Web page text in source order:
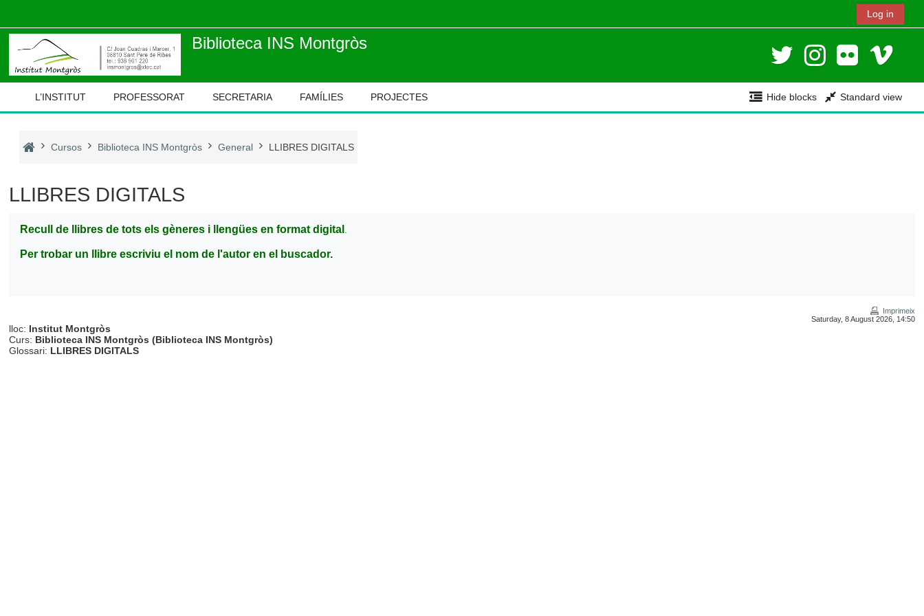
Log in
Biblioteca INS Montgròs
L’INSTITUT PROFESSORAT SECRETARIA FAMÍLIES PROJECTES Hide blocks Standard view
Cursos Biblioteca INS Montgròs General LLIBRES DIGITALS
LLIBRES DIGITALS
Recull de llibres de tots els gèneres i llengües en format digital .
Per trobar un llibre escriviu el nom de l'autor en el buscador.
Imprimeix
Saturday, 8 August 2026, 14:50
lloc: Institut Montgròs
Curs: Biblioteca INS Montgròs (Biblioteca INS Montgròs)
Glossari: LLIBRES DIGITALS